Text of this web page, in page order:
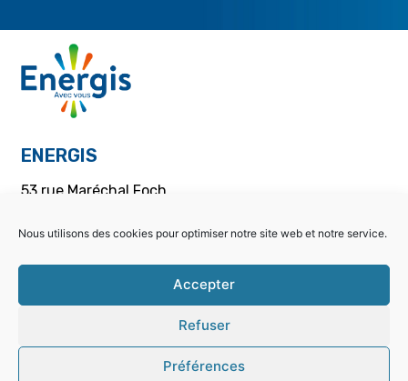
Nous utilisons des cookies pour optimiser notre site web et notre service.
Accepter
Refuser
Préférences
ENERGIS
53 rue Maréchal Foch
57501 Saint-Avold Cedex
HORAIRES D’OUVERTURE